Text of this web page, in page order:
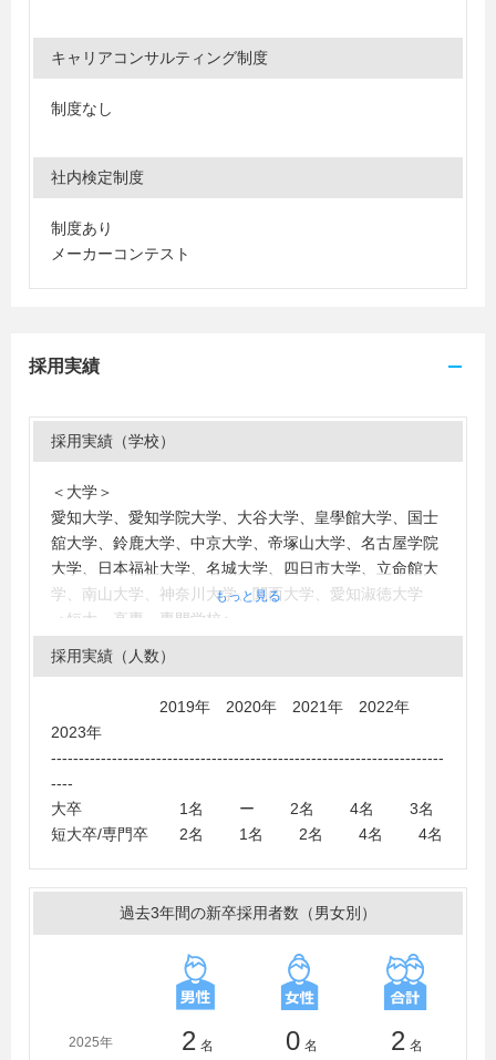
キャリアコンサルティング制度
制度なし
社内検定制度
制度あり
メーカーコンテスト
採用実績
採用実績（学校）
＜大学＞
愛知大学、愛知学院大学、大谷大学、皇學館大学、国士
舘大学、鈴鹿大学、中京大学、帝塚山大学、名古屋学院
大学、日本福祉大学、名城大学、四日市大学、立命館大
学、南山大学、神奈川大学、関西大学、愛知淑徳大学
＜短大・高専・専門学校＞
高田短期大学、三重短期大学、鈴鹿大学短期大学部、愛
知学泉短期大学
もっと見る
採用実績（人数）
2019年 2020年 2021年 2022年
2023年
-----------------------------------------------------------------------
----
大卒 1名 ー 2名 4名 3名
短大卒/専門卒 2名 1名 2名 4名 4名
過去3年間の新卒採用者数（男女別）
2025年 2 名 0 名 2 名